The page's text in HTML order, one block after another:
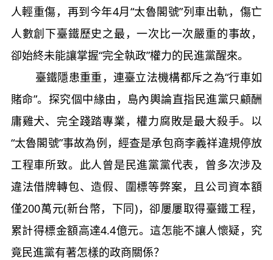
人輕重傷，再到今年4月“太魯閣號”列車出軌，傷亡
人數創下臺鐵歷史之最，一次比一次嚴重的事故，
卻始終未能讓掌握“完全執政”權力的民進黨醒來。
臺鐵隱患重重，連臺立法機構都斥之為“行車如
賭命”。探究個中緣由，島內輿論直指民進黨只顧酬
庸雞犬、完全踐踏專業，權力腐敗是最大殺手。以
“太魯閣號”事故為例，經查是承包商李義祥違規停放
工程車所致。此人曾是民進黨黨代表，曾多次涉及
違法借牌轉包、造假、圍標等弊案，且公司資本額
僅200萬元(新台幣，下同)，卻屢屢取得臺鐵工程，
累計得標金額高達4.4億元。這怎能不讓人懷疑，究
竟民進黨有著怎樣的政商關係？